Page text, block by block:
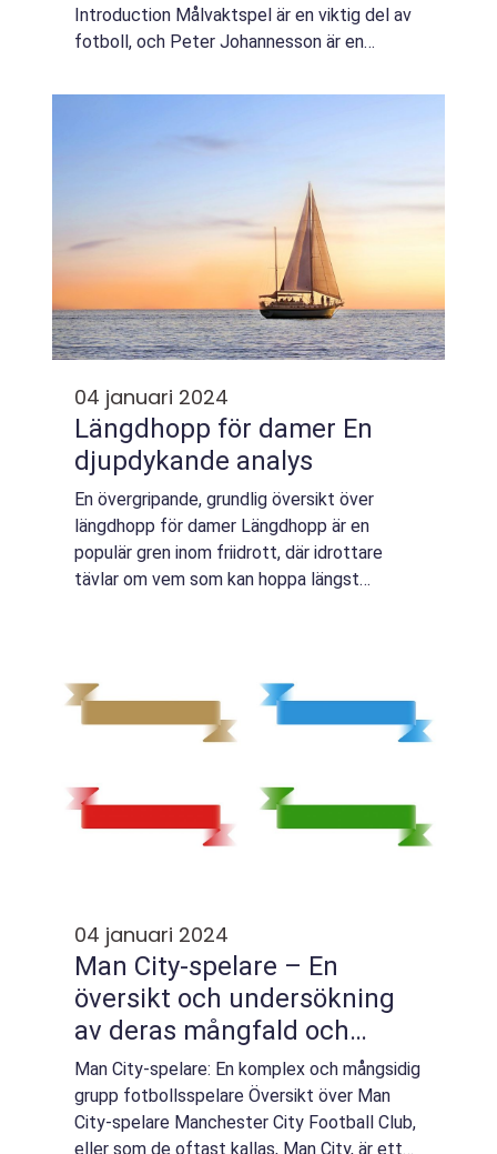
Introduction Målvaktspel är en viktig del av
fotboll, och Peter Johannesson är en
sporten. Denna artikel kommer att ge en
04 januari 2024
Längdhopp för damer En
djupdykande analys
En övergripande, grundlig översikt över
längdhopp för damer Längdhopp är en
populär gren inom friidrott, där idrottare
tävlar om vem som kan hoppa längst
04 januari 2024
Man City-spelare – En
översikt och undersökning
av deras mångfald och
historia
Man City-spelare: En komplex och mångsidig
grupp fotbollsspelare Översikt över Man
City-spelare Manchester City Football Club,
eller som de oftast kallas, Man City, är ett